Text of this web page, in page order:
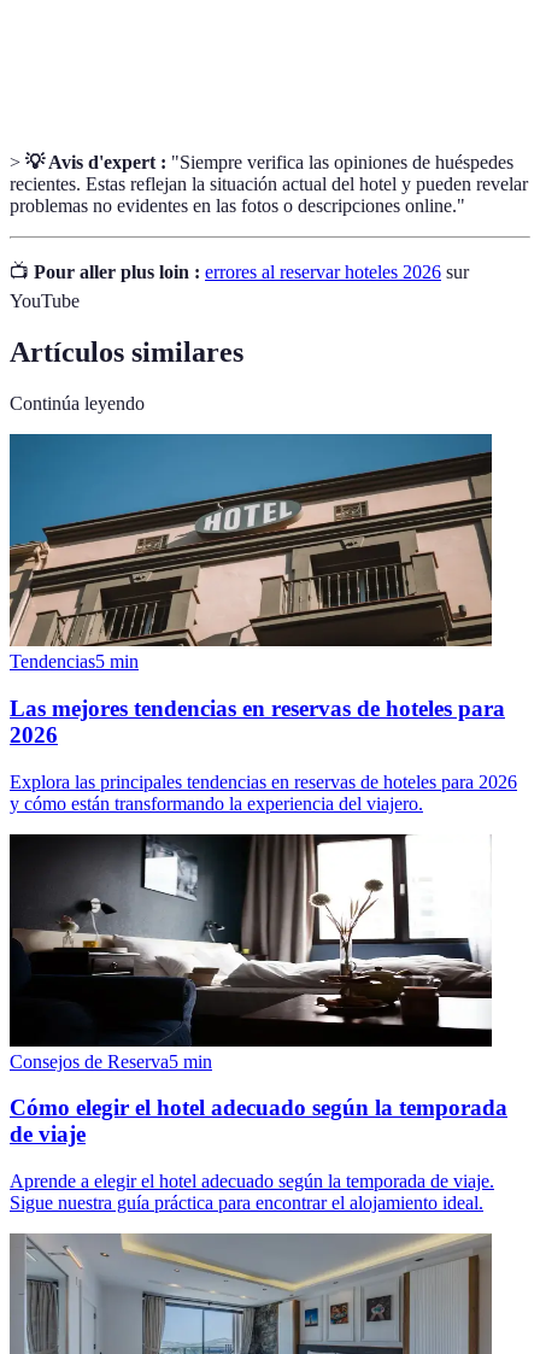
> 💡 Avis d'expert : "Siempre verifica las opiniones de huéspedes
recientes. Estas reflejan la situación actual del hotel y pueden revelar
problemas no evidentes en las fotos o descripciones online."
📺 Pour aller plus loin : errores al reservar hoteles 2026 sur
YouTube
Artículos similares
Continúa leyendo
Tendencias5 min
Las mejores tendencias en reservas de hoteles para
2026
Explora las principales tendencias en reservas de hoteles para 2026
y cómo están transformando la experiencia del viajero.
Consejos de Reserva5 min
Cómo elegir el hotel adecuado según la temporada
de viaje
Aprende a elegir el hotel adecuado según la temporada de viaje.
Sigue nuestra guía práctica para encontrar el alojamiento ideal.